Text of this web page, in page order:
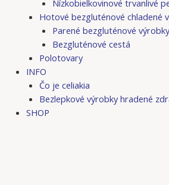
Nízkobielkovinové trvanlivé
Hotové bezgluténové chladené
Parené bezgluténové výrobky
Bezgluténové cestá
Polotovary
INFO
Čo je celiakia
Bezlepkové výrobky hradené
SHOP